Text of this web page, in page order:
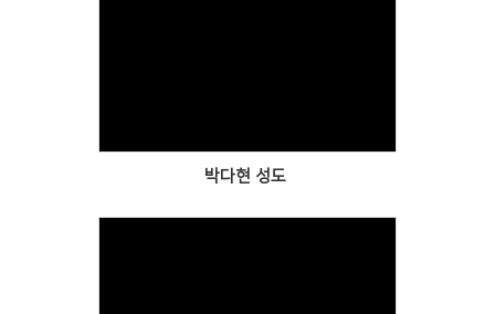
박다현 성도